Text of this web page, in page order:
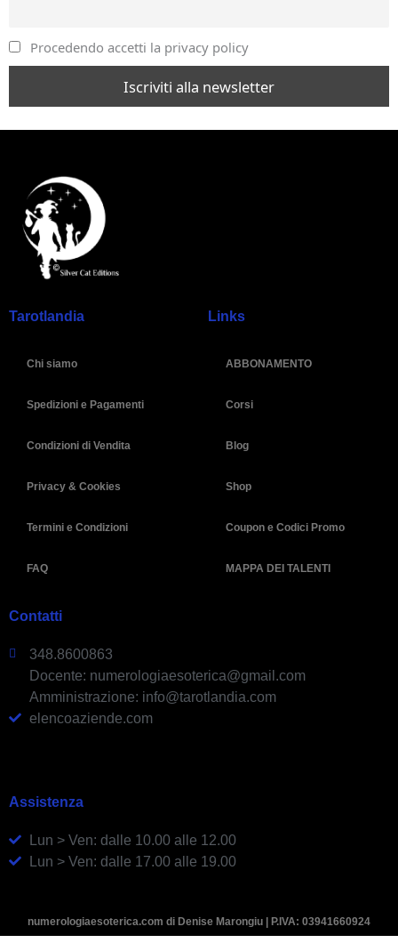
Procedendo accetti la privacy policy
Tarotlandia
Chi siamo
Spedizioni e Pagamenti
Condizioni di Vendita
Privacy & Cookies
Termini e Condizioni
FAQ
Links
ABBONAMENTO
Corsi
Blog
Shop
Coupon e Codici Promo
MAPPA DEI TALENTI
Contatti
348.8600863
Docente: numerologiaesoterica@gmail.com
Amministrazione: info@tarotlandia.com
elencoaziende.com
Assistenza
Lun > Ven: dalle 10.00 alle 12.00
Lun > Ven: dalle 17.00 alle 19.00
numerologiaesoterica.com di Denise Marongiu | P.IVA: 03941660924